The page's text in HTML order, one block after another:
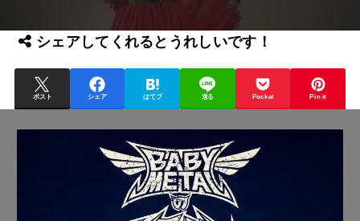
シェアしてくれるとうれしいです！
ポスト シェア はてブ 送る Pocket Pin it